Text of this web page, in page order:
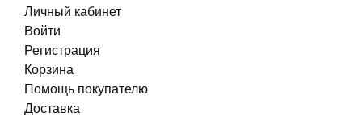
Личный кабинет
Войти
Регистрация
Корзина
Помощь покупателю
Доставка